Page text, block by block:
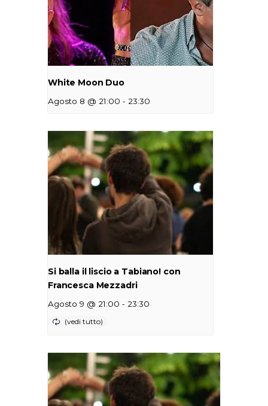
White Moon Duo
Agosto 8 @ 21:00 - 23:30
Si balla il liscio a Tabiano! con
Francesca Mezzadri
Agosto 9 @ 21:00 - 23:30